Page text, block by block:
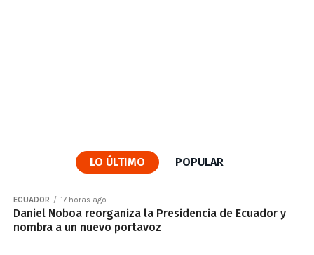
LO ÚLTIMO POPULAR
ECUADOR 17 horas ago
Daniel Noboa reorganiza la Presidencia de Ecuador y
nombra a un nuevo portavoz